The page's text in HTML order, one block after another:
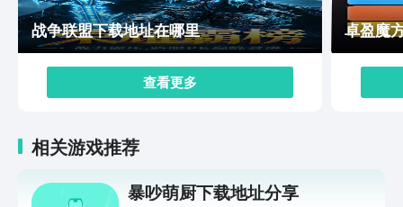
战争联盟下载地址在哪里
查看更多
卓盈魔
相关游戏推荐
暴吵萌厨下载地址分享